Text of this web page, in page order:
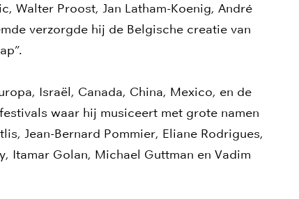
Walter Proost, Jan Latham-Koenig, André
verzorgde hij de Belgische creatie van
Israël, Canada, China, Mexico, en de
waar hij musiceert met grote namen
Jean-Bernard Pommier, Eliane Rodrigues,
Itamar Golan, Michael Guttman en Vadim